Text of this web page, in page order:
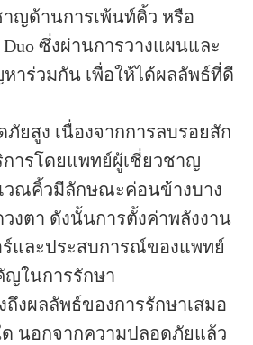
าญด้านการเพ้นท์คิ้ว หรือ
Duo ซึ่งผ่านการวางแผนและ
าร่วมกัน เพื่อให้ได้ผลลัพธ์ที่ดี
ยสูง เนื่องจากการลบรอยสัก
การโดยแพทย์ผู้เชี่ยวชาญ
เวณคิ้วมีลักษณะค่อนข้างบาง
งตา ดังนั้นการตั้งค่าพลังงาน
ร์และประสบการณ์ของแพทย์
ญในการรักษา
ถึงผลลัพธ์ของการรักษาเสมอ
ด นอกจากความปลอดภัยแล้ว